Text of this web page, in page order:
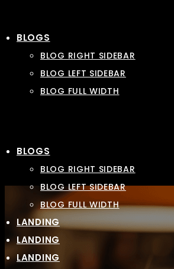
BLOGS
BLOG RIGHT SIDEBAR
BLOG LEFT SIDEBAR
BLOG FULL WIDTH
BLOGS
BLOG RIGHT SIDEBAR
BLOG LEFT SIDEBAR
BLOG FULL WIDTH
LANDING
LANDING
LANDING